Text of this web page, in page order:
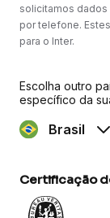
solicitamos dados
por telefone.
para o Inter.
Escolha outro
específico da
Brasil
Certificação